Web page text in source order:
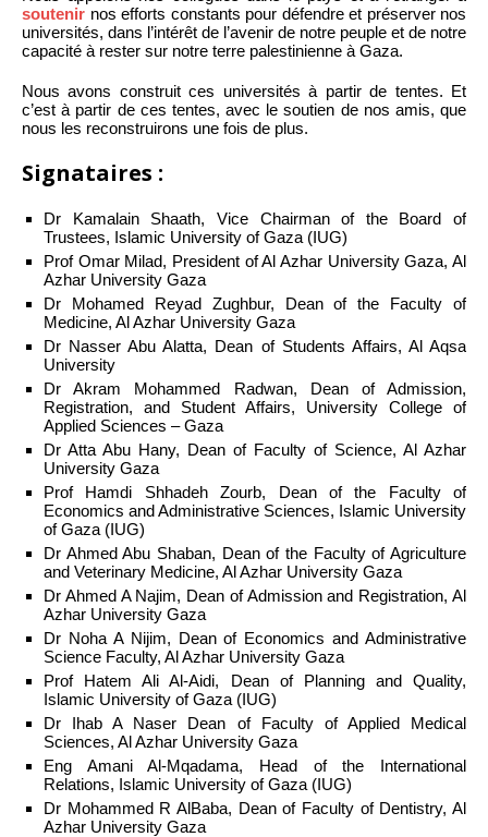
soutenir nos efforts constants pour défendre et préserver nos
universités, dans l’intérêt de l’avenir de notre peuple et de notre
capacité à rester sur notre terre palestinienne à Gaza.
Nous avons construit ces universités à partir de tentes. Et
c’est à partir de ces tentes, avec le soutien de nos amis, que
nous les reconstruirons une fois de plus.
Signataires :
Dr Kamalain Shaath, Vice Chairman of the Board of
Trustees, Islamic University of Gaza (IUG)
Prof Omar Milad, President of Al Azhar University Gaza, Al
Azhar University Gaza
Dr Mohamed Reyad Zughbur, Dean of the Faculty of
Medicine, Al Azhar University Gaza
Dr Nasser Abu Alatta, Dean of Students Affairs, Al Aqsa
University
Dr Akram Mohammed Radwan, Dean of Admission,
Registration, and Student Affairs, University College of
Applied Sciences – Gaza
Dr Atta Abu Hany, Dean of Faculty of Science, Al Azhar
University Gaza
Prof Hamdi Shhadeh Zourb, Dean of the Faculty of
Economics and Administrative Sciences, Islamic University
of Gaza (IUG)
Dr Ahmed Abu Shaban, Dean of the Faculty of Agriculture
and Veterinary Medicine, Al Azhar University Gaza
Dr Ahmed A Najim, Dean of Admission and Registration, Al
Azhar University Gaza
Dr Noha A Nijim, Dean of Economics and Administrative
Science Faculty, Al Azhar University Gaza
Prof Hatem Ali Al-Aidi, Dean of Planning and Quality,
Islamic University of Gaza (IUG)
Dr Ihab A Naser Dean of Faculty of Applied Medical
Sciences, Al Azhar University Gaza
Eng Amani Al-Mqadama, Head of the International
Relations, Islamic University of Gaza (IUG)
Dr Mohammed R AlBaba, Dean of Faculty of Dentistry, Al
Azhar University Gaza